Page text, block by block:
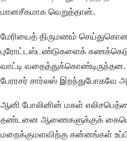
மானசீகமாக வெறுத்தான்.
மேரியைத் திருமணம்
புரோட்டஸ்டண்டுகளைக்
வாட்டி
பேரரசர் சார்லஸ் இறந்துபோகவே
ஆனி போலினின் மகள்
தண்டனை ஆணைகளுக்குக்
மறைக்குமளவிற்கு கன்னங்கள்